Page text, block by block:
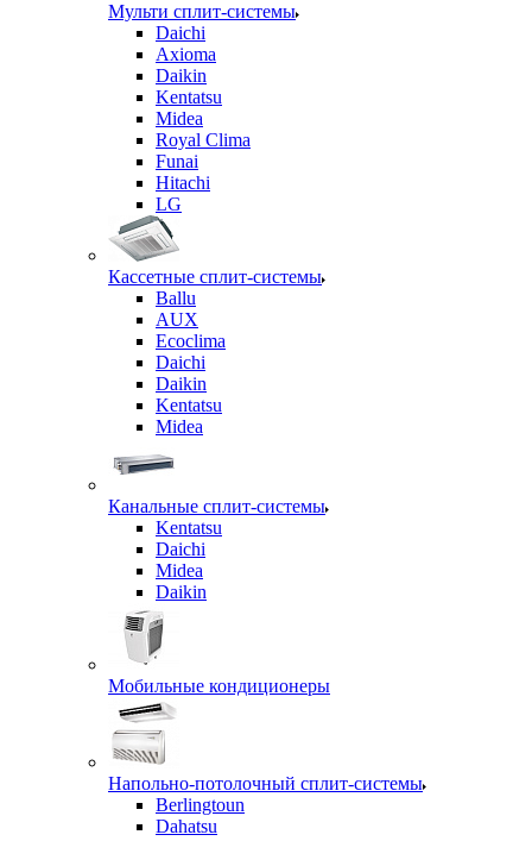
Мульти сплит-системы
Daichi
Axioma
Daikin
Kentatsu
Midea
Royal Clima
Funai
Hitachi
LG
Кассетные сплит-системы
Ballu
AUX
Ecoclima
Daichi
Daikin
Kentatsu
Midea
Канальные сплит-системы
Kentatsu
Daichi
Midea
Daikin
Мобильные кондиционеры
Напольно-потолочный сплит-системы
Berlingtoun
Dahatsu